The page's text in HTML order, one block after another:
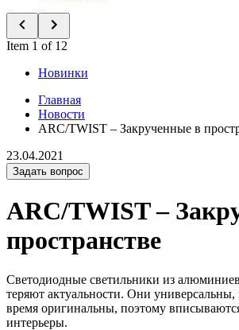
Item 1 of 12
Новинки
Главная
Новости
ARC/TWIST – Закрученные в
23.04.2021
Задать вопрос
ARC/TWIST –
пространстве
Светодиодные светильники из
теряют актуальности. Они
время оригинальны, поэтому
интерьеры.